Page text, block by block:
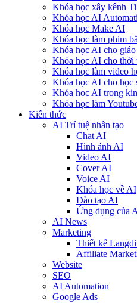
Khóa học xây kênh
Khóa học AI
Khóa học Make AI
Khóa học làm phim
Khóa học AI cho
Khóa học AI cho thời
Khóa học làm video
Khóa học AI cho học
Khóa hoc AI trong
Khóa học làm
Kiến thức
AI Trí tuệ nhân tạo
Chat AI
Hình ảnh AI
Video AI
Cover AI
Voice AI
Khóa học về AI
Đào tạo AI
Ứng dụng của
AI News
Marketing
Thiết kế
Affiliate
Website
SEO
AI Automation
Google Ads